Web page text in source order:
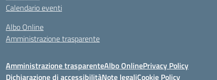
Calendario eventi
Albo Online
Amministrazione trasparente
Amministrazione trasparenteAlbo OnlinePrivacy Policy
Dichiarazione di accessibilitàNote legaliCookie Policy